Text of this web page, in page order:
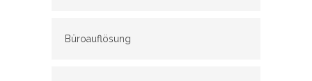
Büroauflösung